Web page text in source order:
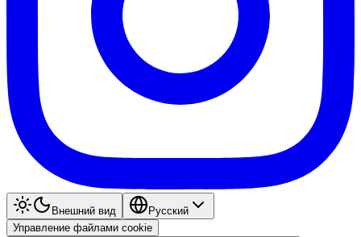
Внешний вид
Pyccкий
Управление файлами cookie